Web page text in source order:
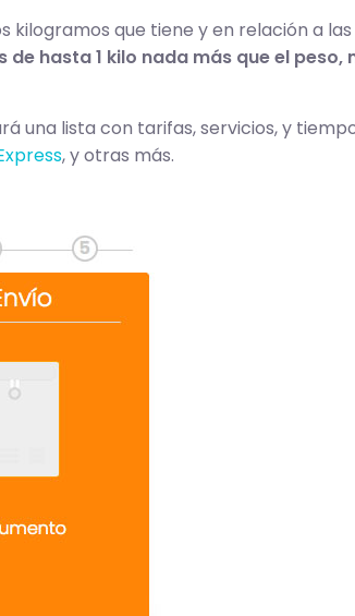
kilogramos que tiene y en relación a
hasta 1 kilo nada más que el peso,
una lista con tarifas, servicios, y
, y otras más.